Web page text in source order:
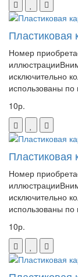
Пластиковая
Номер
исключительно
использованы
10р.
Пластиковая
Номер
исключительно
использованы
10р.